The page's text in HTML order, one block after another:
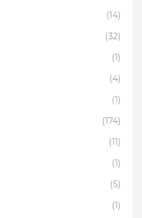
(14)
(32)
(1)
(4)
(1)
(174)
(11)
(1)
(5)
(1)